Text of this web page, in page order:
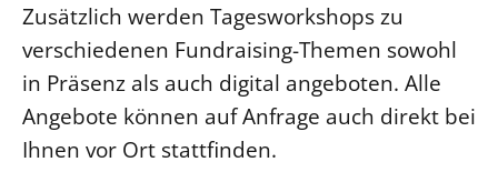
Zusätzlich werden Tagesworkshops zu
verschiedenen Fundraising-Themen sowohl
in Präsenz als auch digital angeboten. Alle
Angebote können auf Anfrage auch direkt bei
Ihnen vor Ort stattfinden.